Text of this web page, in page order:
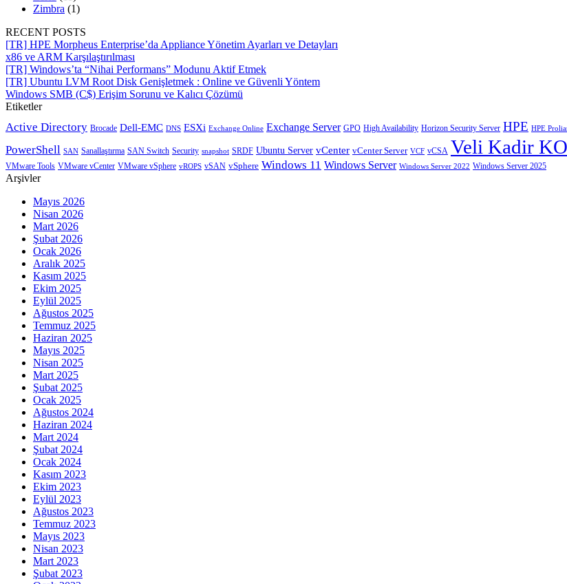
Zimbra (1)
RECENT POSTS
[TR] HPE Morpheus Enterprise’da Appliance Yönetim Ayarları ve Detayları
x86 ve ARM Karşılaştırılması
[TR] Windows’ta “Nihai Performans” Modunu Aktif Etmek
[TR] Ubuntu LVM Root Disk Genişletmek : Online ve Güvenli Yöntem
Windows SMB (C$) Erişim Sorunu ve Kalıcı Çözümü
Etiketler
Active Directory Brocade Dell-EMC DNS ESXi Exchange Online Exchange Server GPO High Availability Horizon Security Server HPE HPE
PowerShell SAN Sanallaştırma SAN Switch Security snapshot SRDF Ubuntu Server vCenter vCenter Server VCF vCSA Veli Kadir
VMware Tools VMware vCenter VMware vSphere vROPS vSAN vSphere Windows 11 Windows Server Windows Server 2022 Windows Server 2025
Arşivler
Mayıs 2026
Nisan 2026
Mart 2026
Şubat 2026
Ocak 2026
Aralık 2025
Kasım 2025
Ekim 2025
Eylül 2025
Ağustos 2025
Temmuz 2025
Haziran 2025
Mayıs 2025
Nisan 2025
Mart 2025
Şubat 2025
Ocak 2025
Ağustos 2024
Haziran 2024
Mart 2024
Şubat 2024
Ocak 2024
Kasım 2023
Ekim 2023
Eylül 2023
Ağustos 2023
Temmuz 2023
Mayıs 2023
Nisan 2023
Mart 2023
Şubat 2023